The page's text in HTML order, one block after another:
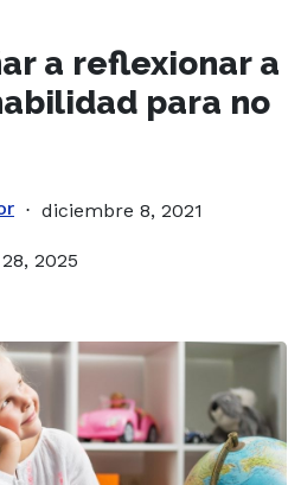
a reflexionar a
para no
diciembre 8, 2021
2025